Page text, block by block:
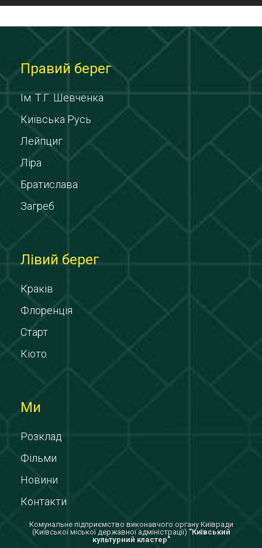
Правий берег
Ім. Т.Г. Шевченка
Київська Русь
Лейпциг
Ліра
Братислава
Загреб
Лівий берег
Краків
Флоренція
Старт
Кіото
Ми
Розклад
Фільми
Новини
Контакти
Комунальне підприємство виконавчого органу Київради
(Київської міської державної адміністрації) "Київський
культурний кластер"